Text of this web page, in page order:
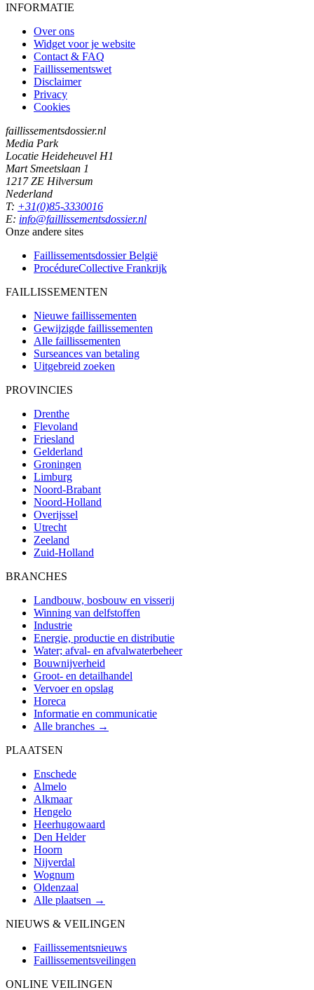
INFORMATIE
Over ons
Widget voor je website
Contact & FAQ
Faillissementswet
Disclaimer
Privacy
Cookies
faillissementsdossier.nl
Media Park
Locatie Heideheuvel H1
Mart Smeetslaan 1
1217 ZE Hilversum
Nederland
T: +31(0)85-3330016
E: info@faillissementsdossier.nl
Onze andere sites
Faillissementsdossier België
ProcédureCollective Frankrijk
FAILLISSEMENTEN
Nieuwe faillissementen
Gewijzigde faillissementen
Alle faillissementen
Surseances van betaling
Uitgebreid zoeken
PROVINCIES
Drenthe
Flevoland
Friesland
Gelderland
Groningen
Limburg
Noord-Brabant
Noord-Holland
Overijssel
Utrecht
Zeeland
Zuid-Holland
BRANCHES
Landbouw, bosbouw en visserij
Winning van delfstoffen
Industrie
Energie, productie en distributie
Water; afval- en afvalwaterbeheer
Bouwnijverheid
Groot- en detailhandel
Vervoer en opslag
Horeca
Informatie en communicatie
Alle branches →
PLAATSEN
Enschede
Almelo
Alkmaar
Hengelo
Heerhugowaard
Den Helder
Hoorn
Nijverdal
Wognum
Oldenzaal
Alle plaatsen →
NIEUWS & VEILINGEN
Faillissementsnieuws
Faillissementsveilingen
ONLINE VEILINGEN